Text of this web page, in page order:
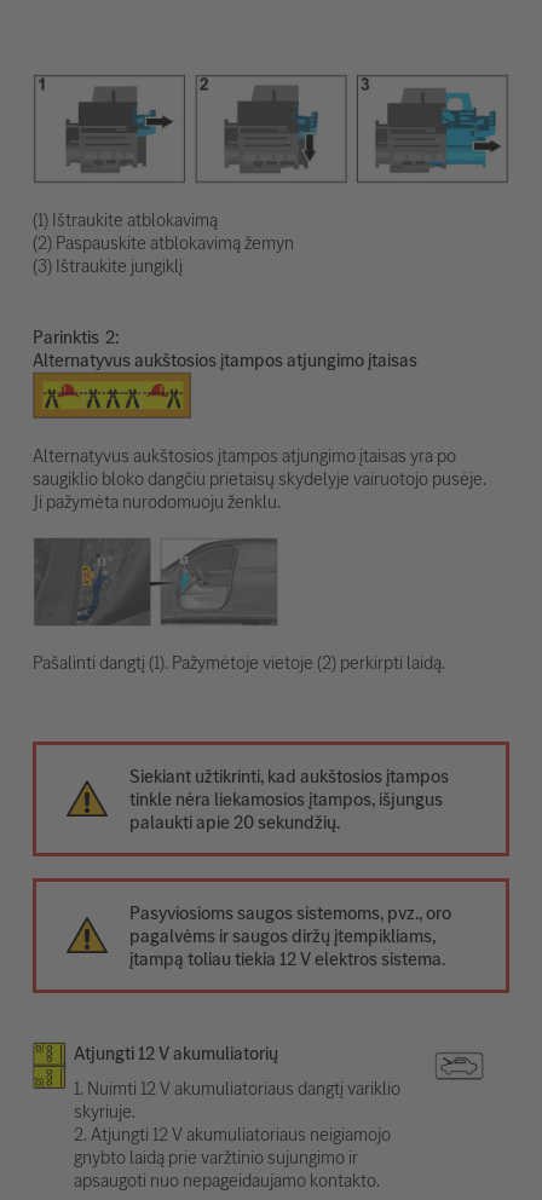
(1) Ištraukite atblokavimą
(2) Paspauskite atblokavimą žemyn
(3) Ištraukite jungiklį
Parinktis
Alternatyvus aukštosios įtampos atjungimo įtaisas
Alternatyvus aukštosios įtampos atjungimo įtaisas yra po
saugiklio bloko dangčiu prietaisų skydelyje vairuotojo pusėje.
Ji pažymėta nurodomuoju ženklu.
Pašalinti dangtį (1). Pažymėtoje vietoje (2) perkirpti laidą.
Siekiant užtikrinti, kad aukštosios įtampos
tinkle nėra liekamosios įtampos, išjungus
palaukti apie 20 sekundžių.
Pasyviosioms saugos sistemoms, pvz., oro
pagalvėms ir saugos diržų įtempikliams,
įtampą toliau tiekia 12 V elektros sistema.
Atjungti 12 V akumuliatorių
1. Nuimti 12 V akumuliatoriaus dangtį variklio
skyriuje.
2. Atjungti 12 V akumuliatoriaus neigiamojo
gnybto laidą prie varžtinio sujungimo ir
apsaugoti nuo nepageidaujamo kontakto.